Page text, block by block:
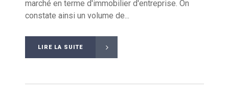
marché en terme d'immobilier d'entreprise. On
constate ainsi un volume de...
LIRE LA SUITE